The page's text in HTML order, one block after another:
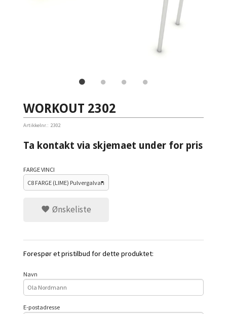
WORKOUT 2302
Artikkelnr.: 2302
Ta kontakt via skjemaet under for pris
FARGE VINCI
Ønskeliste
Forespør et pristilbud for dette produktet:
Navn
E-postadresse